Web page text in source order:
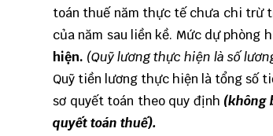
toán thuế năm thực tế chưa chi trừ
của năm sau liền kề. Mức dự phòng
hiện. (Quỹ lương thực hiện là số
Quỹ tiền lương thực hiện là tổng số
sơ quyết toán theo quy định (không
quyết toán thuế).